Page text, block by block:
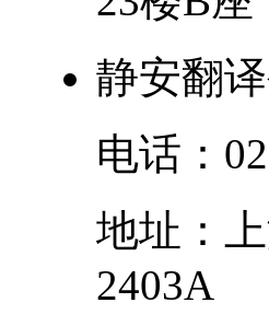
静安翻
电话：
地址：
2403A